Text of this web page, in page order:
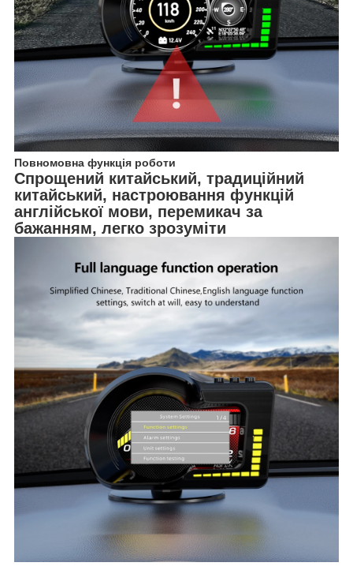
Повномовна функція роботи
Спрощений китайський, традиційний
китайський, настроювання функцій
англійської мови, перемикач за
бажанням, легко зрозуміти